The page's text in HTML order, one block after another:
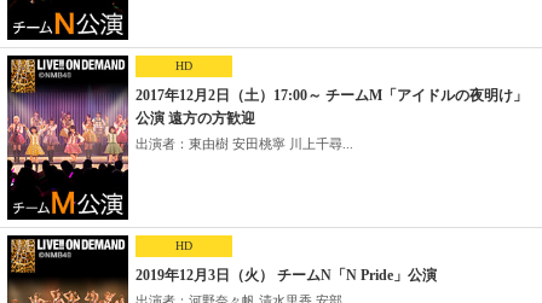
HD
2017年12月2日（土）17:00～ チームM「アイドルの夜明け」
公演 遠方の方歓迎
出演者：東由樹 安田桃寧 川上千尋...
HD
2019年12月3日（火） チームN「N Pride」公演